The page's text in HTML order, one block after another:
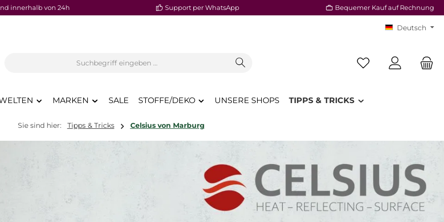
innerhalb von 24h Support per WhatsApp Bequemer Kauf auf Rechnung
Deutsch
Du hast 0 Produkte
MARKEN SALE STOFFE/DEKO UNSERE SHOPS TIPPS & TRICKS
Sie sind hier: Tipps & Tricks Celsius von Marburg